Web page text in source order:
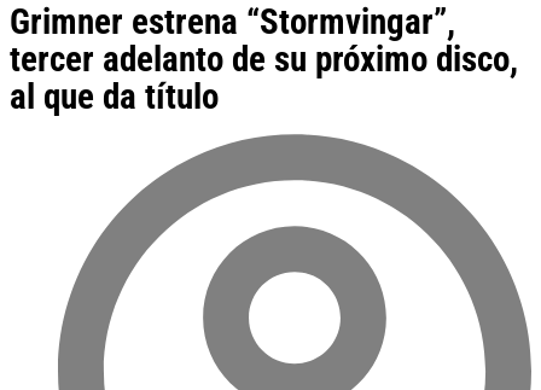
Grimner estrena “Stormvingar”,
tercer adelanto de su próximo disco,
al que da título